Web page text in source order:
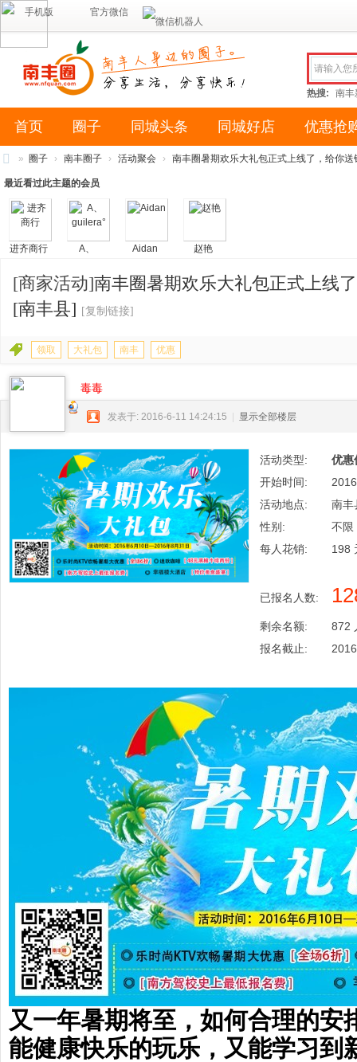
手机版 官方微信
热搜: 南丰
首页 圈子 同城头条 同城好店 优惠抢
南
丰
（
技
» 圈子 › 南丰圈子 › 活动聚会 › 南丰圈暑期欢乐大礼包正式上线了，给你送
最近看过此主题的会员
进齐商行
A、
Aidan 赵艳
[商家活动]南丰圈暑期欢乐大礼包正式上线
[南丰县] [复制链接]
领取 大礼包 南丰 优惠
毒毒
发表于: 2016-6-11 14:24:15 显示全部楼层
活动类型:
优惠
开始时间:
活动地点:
南丰
性别:
不限
每人花销:
198
已报名人数:
剩余名额:
872
报名截止:
又一年暑期将至，如何合理的
能健康快乐的玩乐，又能学习到